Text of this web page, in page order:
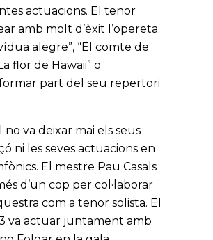
actuacions. El tenor
amb molt d’èxit l’opereta.
alegre”, “El comte de
flor de Hawaii” o
formar part del seu repertori
no va deixar mai els seus
ni les seves actuacions en
El mestre Pau Casals
d’un cop per col·laborar
com a tenor solista. El
va actuar juntament amb